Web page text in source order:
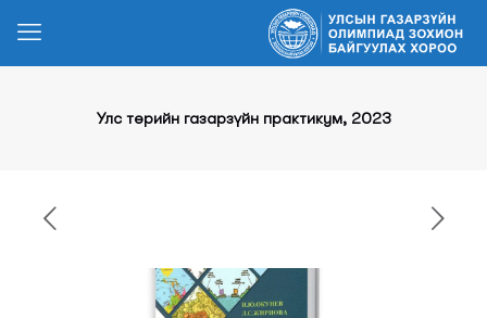
Улс төрийн газарзүйн практикум, 2023